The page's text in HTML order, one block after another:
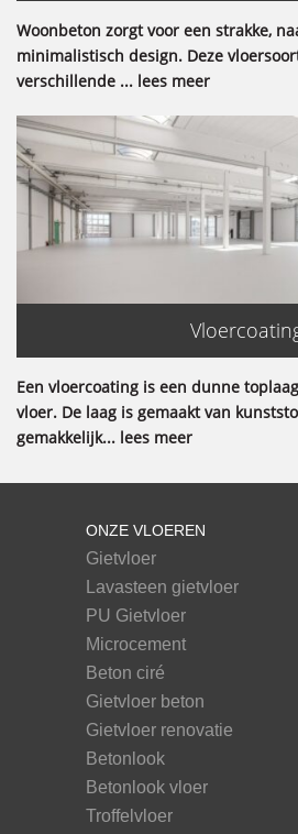
Woonbeton zorgt voor een strakke,
minimalistisch design. Deze
verschillende ... lees meer
Een vloercoating is een dunne
vloer. De laag is gemaakt van
gemakkelijk... lees meer
ONZE VLOEREN
Gietvloer
Lavasteen gietvloer
PU Gietvloer
Microcement
Beton ciré
Gietvloer beton
Gietvloer renovatie
Betonlook
Betonlook vloer
Troffelvloer